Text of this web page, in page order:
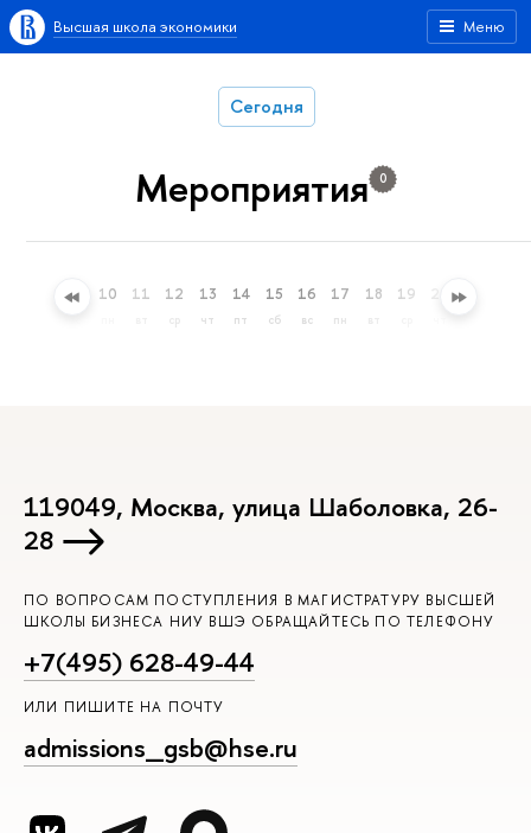
Меню
Высшая школа экономики
Сегодня
Мероприятия 0
9 10 11 12
ср
13
чт
14
пт
15
сб
16
вс
17
пн
18 19 21
119049, Москва, улица Шаболовка, 26-
28
ПО ВОПРОСАМ ПОСТУПЛЕНИЯ В МАГИСТРАТУРУ ВЫСШЕЙ
ШКОЛЫ БИЗНЕСА НИУ ВШЭ ОБРАЩАЙТЕСЬ ПО ТЕЛЕФОНУ
+7(495) 628-49-44
ИЛИ ПИШИТЕ НА ПОЧТУ
admissions_gsb@hse.ru